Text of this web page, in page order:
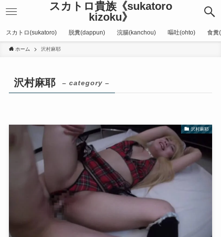
スカトロ貴族《sukatoro
kizoku》
スカトロ(sukatoro) 脱糞(dappun) 浣腸(kanchou) 嘔吐(ohto) 食糞
ホーム 沢村麻耶
沢村麻耶 – category –
沢村麻耶